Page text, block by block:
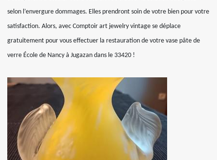
selon l’envergure dommages. Elles prendront soin de votre bien pour votre
satisfaction. Alors, avec Comptoir art jewelry vintage se déplace
gratuitement pour vous effectuer la restauration de votre vase pâte de
verre École de Nancy à Jugazan dans le 33420 !